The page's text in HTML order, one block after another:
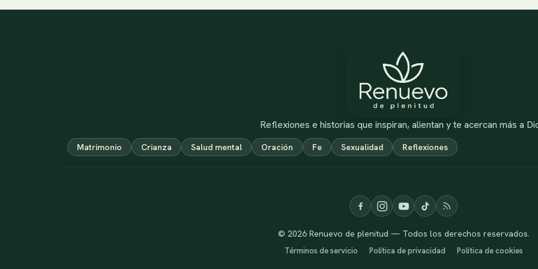
Reflexiones e historias que inspiran, alientan y te acercan más a
Matrimonio Crianza Salud mental Oración Fe Sexualidad Reflexiones
© 2026 Renuevo de plenitud — Todos los derechos reservados.
Términos de servicio · Política de privacidad · Política de cookies